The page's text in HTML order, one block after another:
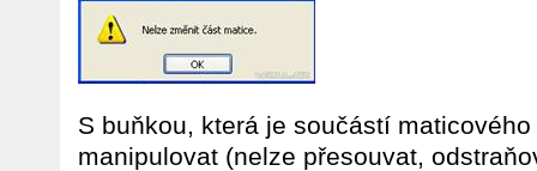
S buňkou, která je součástí
manipulovat (nelze přesouvat,